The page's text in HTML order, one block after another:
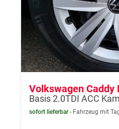
Volkswagen Caddy
Basis 2.0TDI ACC
sofort lieferbar Fahrzeug mit